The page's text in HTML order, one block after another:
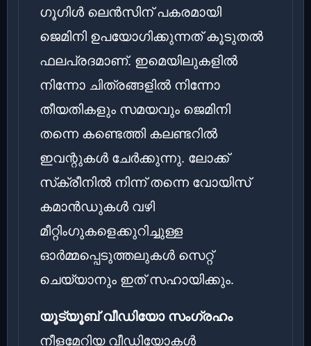
ഗൂഗിൾ ലെൻസിന് പകരമായി
ജെമിനി ഉപയോഗിക്കുന്നത് കൂടുതൽ
ഫലപ്രദമാണ്. ഇമെയിലുകളിൽ
നിന്നോ ചിത്രങ്ങളിൽ നിന്നോ
തീയതികളും സമയവും ജെമിനി
തന്നെ കണ്ടെത്തി കലണ്ടറിൽ
ഇവന്റുകൾ ചേർക്കുന്നു. ലോക്ക്
സ്‌ക്രീനിൽ നിന്ന് തന്നെ വോയിസ്
കമാൻഡുകൾ വഴി
മീറ്റിംഗുകളെക്കുറിച്ചുള്ള
ഓർമ്മപ്പെടുത്തലുകൾ സെറ്റ്
ചെയ്യാനും ഇത് സഹായിക്കും.
യൂട്യൂബ് വീഡിയോ സംഗ്രഹം
നീളമേറിയ വീഡിയോകൾ